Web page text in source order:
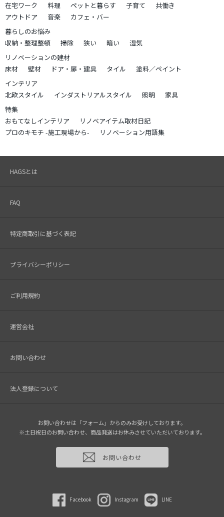
在宅ワーク
料理 ペットと暮らす 子育て
共働き
アウトドア
音楽
カフェ・バー
暮らしのお悩み
収納・整理整頓
掃除 狭い 暗い
湿気
リノベーションの建材
床材
壁材 ドア・扉・建具 タイル
塗料／ペイント
インテリア
北欧スタイル
インダストリアルスタイル 照明
家具
特集
おもてなしインテリア
リノベアイテム取材日記
プロのキモチ -施工現場から-
リノベーション用語集
HAGSとは
FAQ
特定商取引に基づく表記
プライバシーポリシー
ご利用規約
運営会社
お問い合わせ
法人登録について
お問い合わせは「フォーム」からのみお受けしております。
※土日祝日のお問い合わせ、商品発送はお休みさせていただいております。
お問い合わせ
Facebook Instagram LINE